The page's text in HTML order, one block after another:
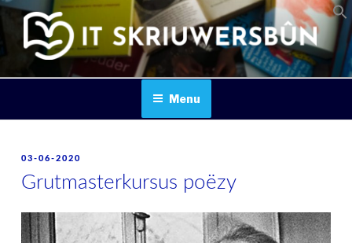
Skip
content
IT SKRIUWERSBOUN
Menu
POSTED
03-06-2020
Grutmasterkursus poëzy